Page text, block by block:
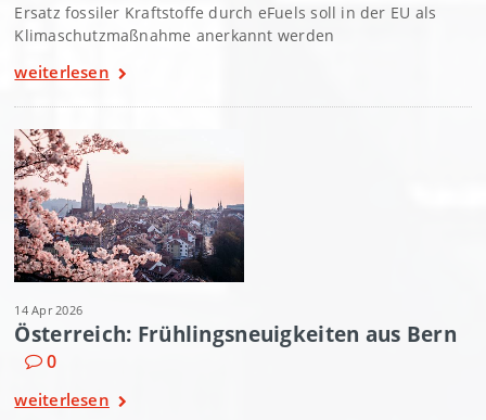
Ersatz fossiler Kraftstoffe durch eFuels soll in der EU als
Klimaschutzmaßnahme anerkannt werden
weiterlesen
14 Apr 2026
Österreich: Frühlingsneuigkeiten aus Bern
0
weiterlesen